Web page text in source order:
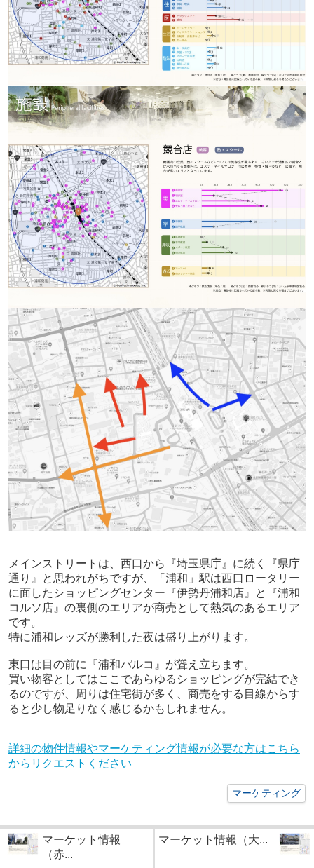
メインストリートは、西口から『埼玉県庁』に続く『県庁
通り』と思われがちですが、「浦和」駅は西口ロータリー
に面したショッピングセンター『伊勢丹浦和店』と『浦和
コルソ店』の裏側のエリアが商売として熱気のあるエリア
です。
特に浦和レッズが勝利した夜は盛り上がります。
東口は目の前に『浦和パルコ』が聳え立ちます。
買い物客としてはここであらゆるショッピングが完結でき
るのですが、周りは住宅街が多く、商売をする目線からす
ると少し物足りなく感じるかもしれません。
詳細の物件情報やマーケティング情報が必要な方はこちら
からリクエストください
マーケティング
マーケット情報
（赤...
マーケット情報（大...